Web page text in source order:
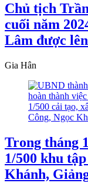
Chủ tịch
cuối năm
Lâm được
Gia Hân
Trong tháng
1/500 khu
Khánh,